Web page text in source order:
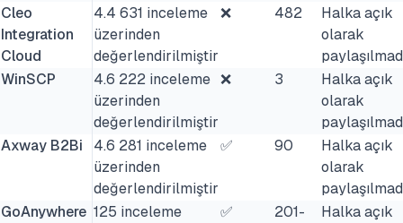
Cleo
Integration
Cloud
4.4 631 inceleme
üzerinden
değerlendirilmiştir
❌ 482
Halka açık
olarak
WinSCP
4.6 222 inceleme
üzerinden
değerlendirilmiştir
❌ 3
Halka açık
olarak
Axway B2Bi
4.6 281 inceleme
üzerinden
değerlendirilmiştir
✅ 90
Halka açık
olarak
GoAnywhere 125 inceleme
✅
201-
Halka açık